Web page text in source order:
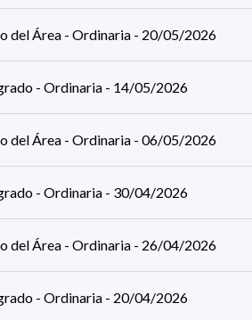
del Área - Ordinaria - 20/05/2026
- Ordinaria - 14/05/2026
del Área - Ordinaria - 06/05/2026
- Ordinaria - 30/04/2026
del Área - Ordinaria - 26/04/2026
- Ordinaria - 20/04/2026